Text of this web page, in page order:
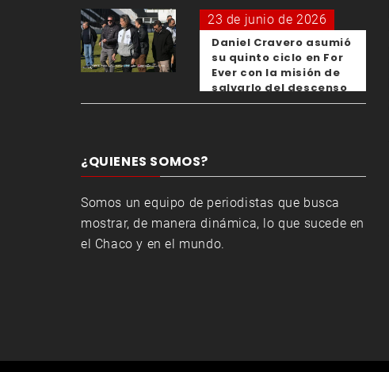
23 de junio de 2026
Daniel Cravero asumió
su quinto ciclo en For
Ever con la misión de
salvarlo del descenso
¿QUIENES SOMOS?
Somos un equipo de periodistas que busca
mostrar, de manera dinámica, lo que sucede en
el Chaco y en el mundo.